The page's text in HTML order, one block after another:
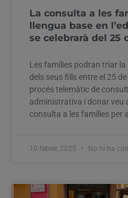
La consulta a les
llengua base en
se celebrarà del 25
Les famílies podran triar la
dels seus fills entre el 25
procés telemàtic de
administrativa i donar veu
consulta a les famílies per
10 febrer, 2025 No hi ha